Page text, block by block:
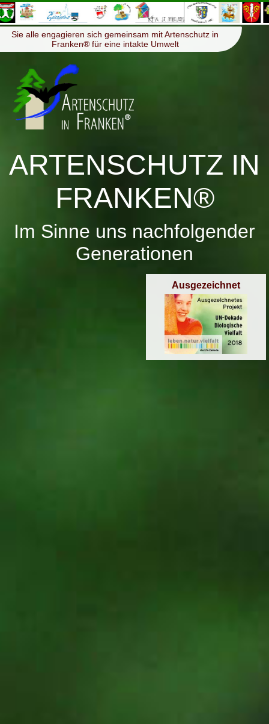
Menü ≡
Sie alle engagieren sich gemeinsam mit Artenschutz in
Franken® für eine intakte Umwelt
ARTENSCHUTZ IN
FRANKEN®
Im Sinne uns nachfolgender
Generationen
Ausgezeichnet